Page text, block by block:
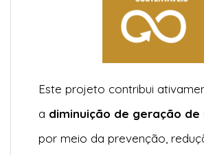
Este projeto contribui
a diminuição de geração de
por meio da prevenção,